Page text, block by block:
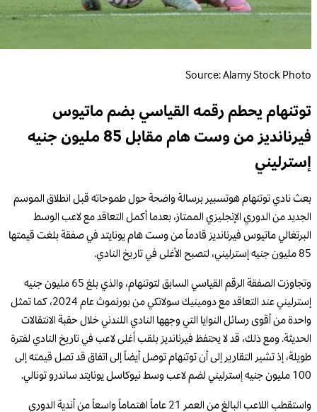
Source: Alamy Stock Photo
توتنهام يحطم رقمه القياسي بضم ماتيوس
فيرنانديز من وست هام مقابل 85 مليون جنيه
إسترليني
بعث نادي توتنهام هوتسبير برسالة واضحة حول طموحاته قبل انطلاق الموسم
الجديد من الدوري الإنجليزي الممتاز، بعدما أكمل التعاقد مع لاعب الوسط
البرتغالي ماتيوس فيرنانديز قادماً من وست هام يونايتد في صفقة بلغت قيمتها
85 مليون جنيه إسترليني، لتصبح الأغلى في تاريخ النادي.
وتجاوزت الصفقة الرقم القياسي السابق لتوتنهام، والذي بلغ 65 مليون جنيه
إسترليني عند التعاقد مع دومينيك سولانكي من بورنموث عام 2024، كما تمثل
واحدة من أقوى رسائل النوايا التي وجهها النادي اللندني خلال حقبة الانتقالات
الحديثة. ومع ذلك، قد لا يحتفظ فيرنانديز بلقب أغلى لاعب في تاريخ النادي لفترة
طويلة، إذ تشير التقارير إلى أن توتنهام توصل أيضاً إلى اتفاق قد تصل قيمته إلى
100 مليون جنيه إسترليني لضم لاعب وسط نيوكاسل يونايتد ساندرو تونالي.
واستقطب اللاعب البالغ من العمر 21 عاماً اهتماماً واسعاً من أندية الدوري